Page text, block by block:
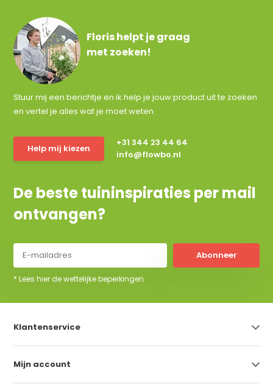
Floris helpt je graag
met zoeken!
Stuur mij een berichtje en ik help je jouw product uit te zoeken
en vertel je alles wat je moet weten.
Help mij kiezen
+31 344 23 44 64
info@flowbo.nl
De beste tuininspiraties per mail
ontvangen?
Abonneer
* Lees hier de wettelijke beperkingen
Klantenservice
Mijn account